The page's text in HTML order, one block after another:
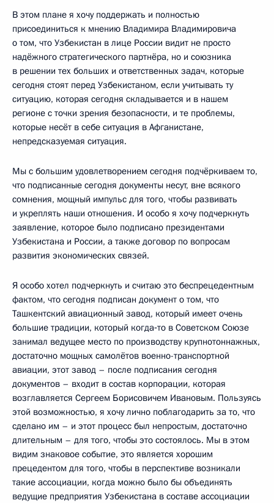
В этом плане я хочу поддержать и полностью
присоединиться к мнению Владимира Владимировича
о том, что Узбекистан в лице России видит не просто
надёжного стратегического партнёра, но и союзника
в решении тех больших и ответственных задач, которые
сегодня стоят перед Узбекистаном, если учитывать ту
ситуацию, которая сегодня складывается и в нашем
регионе с точки зрения безопасности, и те проблемы,
которые несёт в себе ситуация в Афганистане,
непредсказуемая ситуация.
Мы с большим удовлетворением сегодня подчёркиваем то,
что подписанные сегодня документы несут, вне всякого
сомнения, мощный импульс для того, чтобы развивать
и укреплять наши отношения. И особо я хочу подчеркнуть
заявление, которое было подписано президентами
Узбекистана и России, а также договор по вопросам
развития экономических связей.
Я особо хотел подчеркнуть и считаю это беспрецедентным
фактом, что сегодня подписан документ о том, что
Ташкентский авиационный завод, который имеет очень
большие традиции, который когда‑то в Советском Союзе
занимал ведущее место по производству крупнотоннажных,
достаточно мощных самолётов военно-транспортной
авиации, этот завод – после подписания сегодня
документов – входит в состав корпорации, которая
возглавляется Сергеем Борисовичем Ивановым. Пользуясь
этой возможностью, я хочу лично поблагодарить за то, что
сделано им – и этот процесс был непростым, достаточно
длительным – для того, чтобы это состоялось. Мы в этом
видим знаковое событие, это является хорошим
прецедентом для того, чтобы в перспективе возникали
такие ассоциации, когда можно было бы объединять
ведущие предприятия Узбекистана в составе ассоциации